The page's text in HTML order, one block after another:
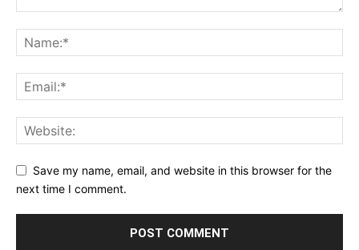
Save my name, email, and website in this browser for the
next time I comment.